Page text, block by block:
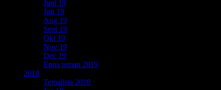
Juni 19
Juli 19
Aug 19
Sept 19
Okt 19
Nov 19
Dec 19
Egna teman 2019
2018
Temalista 2018